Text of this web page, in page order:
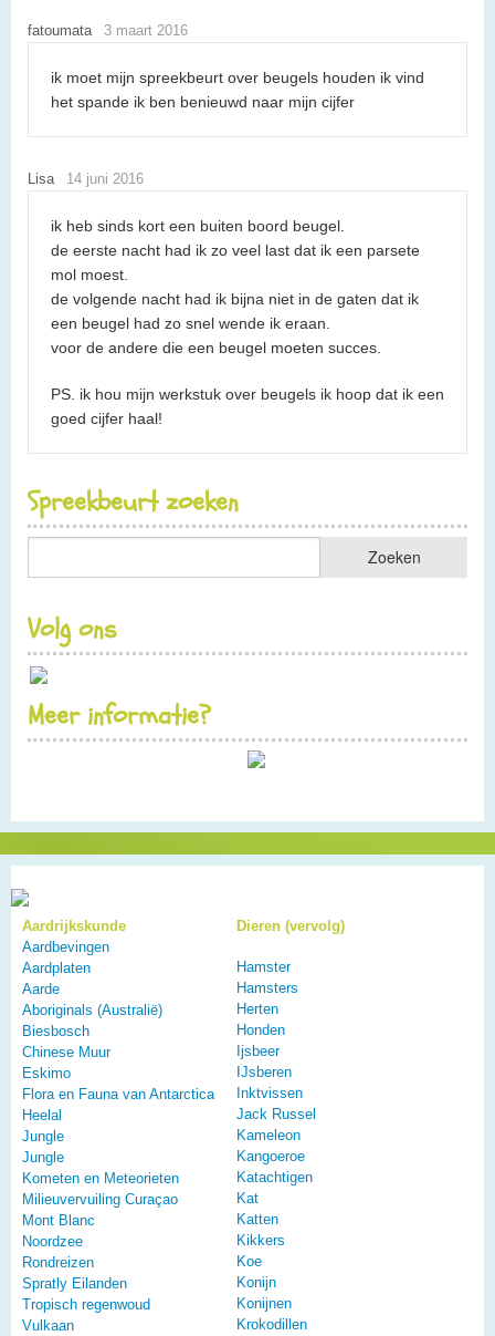
fatoumata 3 maart 2016
ik moet mijn spreekbeurt over beugels houden ik vind
het spande ik ben benieuwd naar mijn cijfer
Lisa 14 juni 2016
ik heb sinds kort een buiten boord beugel.
de eerste nacht had ik zo veel last dat ik een parsete
mol moest.
de volgende nacht had ik bijna niet in de gaten dat ik
een beugel had zo snel wende ik eraan.
voor de andere die een beugel moeten succes.
PS. ik hou mijn werkstuk over beugels ik hoop dat ik een
goed cijfer haal!
Spreekbeurt zoeken
Volg ons
Meer informatie?
Aardrijkskunde
Aardbevingen
Aardplaten
Aarde
Aboriginals (Australië)
Biesbosch
Chinese Muur
Eskimo
Flora en Fauna van Antarctica
Heelal
Jungle
Jungle
Kometen en Meteorieten
Milieuvervuiling Curaçao
Mont Blanc
Noordzee
Rondreizen
Spratly Eilanden
Tropisch regenwoud
Vulkaan
Dieren (vervolg)
Hamster
Hamsters
Herten
Honden
Ijsbeer
IJsberen
Inktvissen
Jack Russel
Kameleon
Kangoeroe
Katachtigen
Kat
Katten
Kikkers
Koe
Konijn
Konijnen
Krokodillen